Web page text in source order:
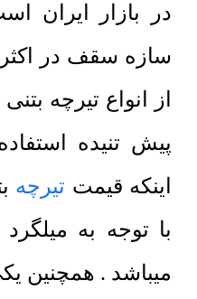
در بازار ایران
سازه سقف در
از انواع تیرچه
پیش تنیده
اینکه قیمت تیرچه
با توجه به
میباشد . همچنین